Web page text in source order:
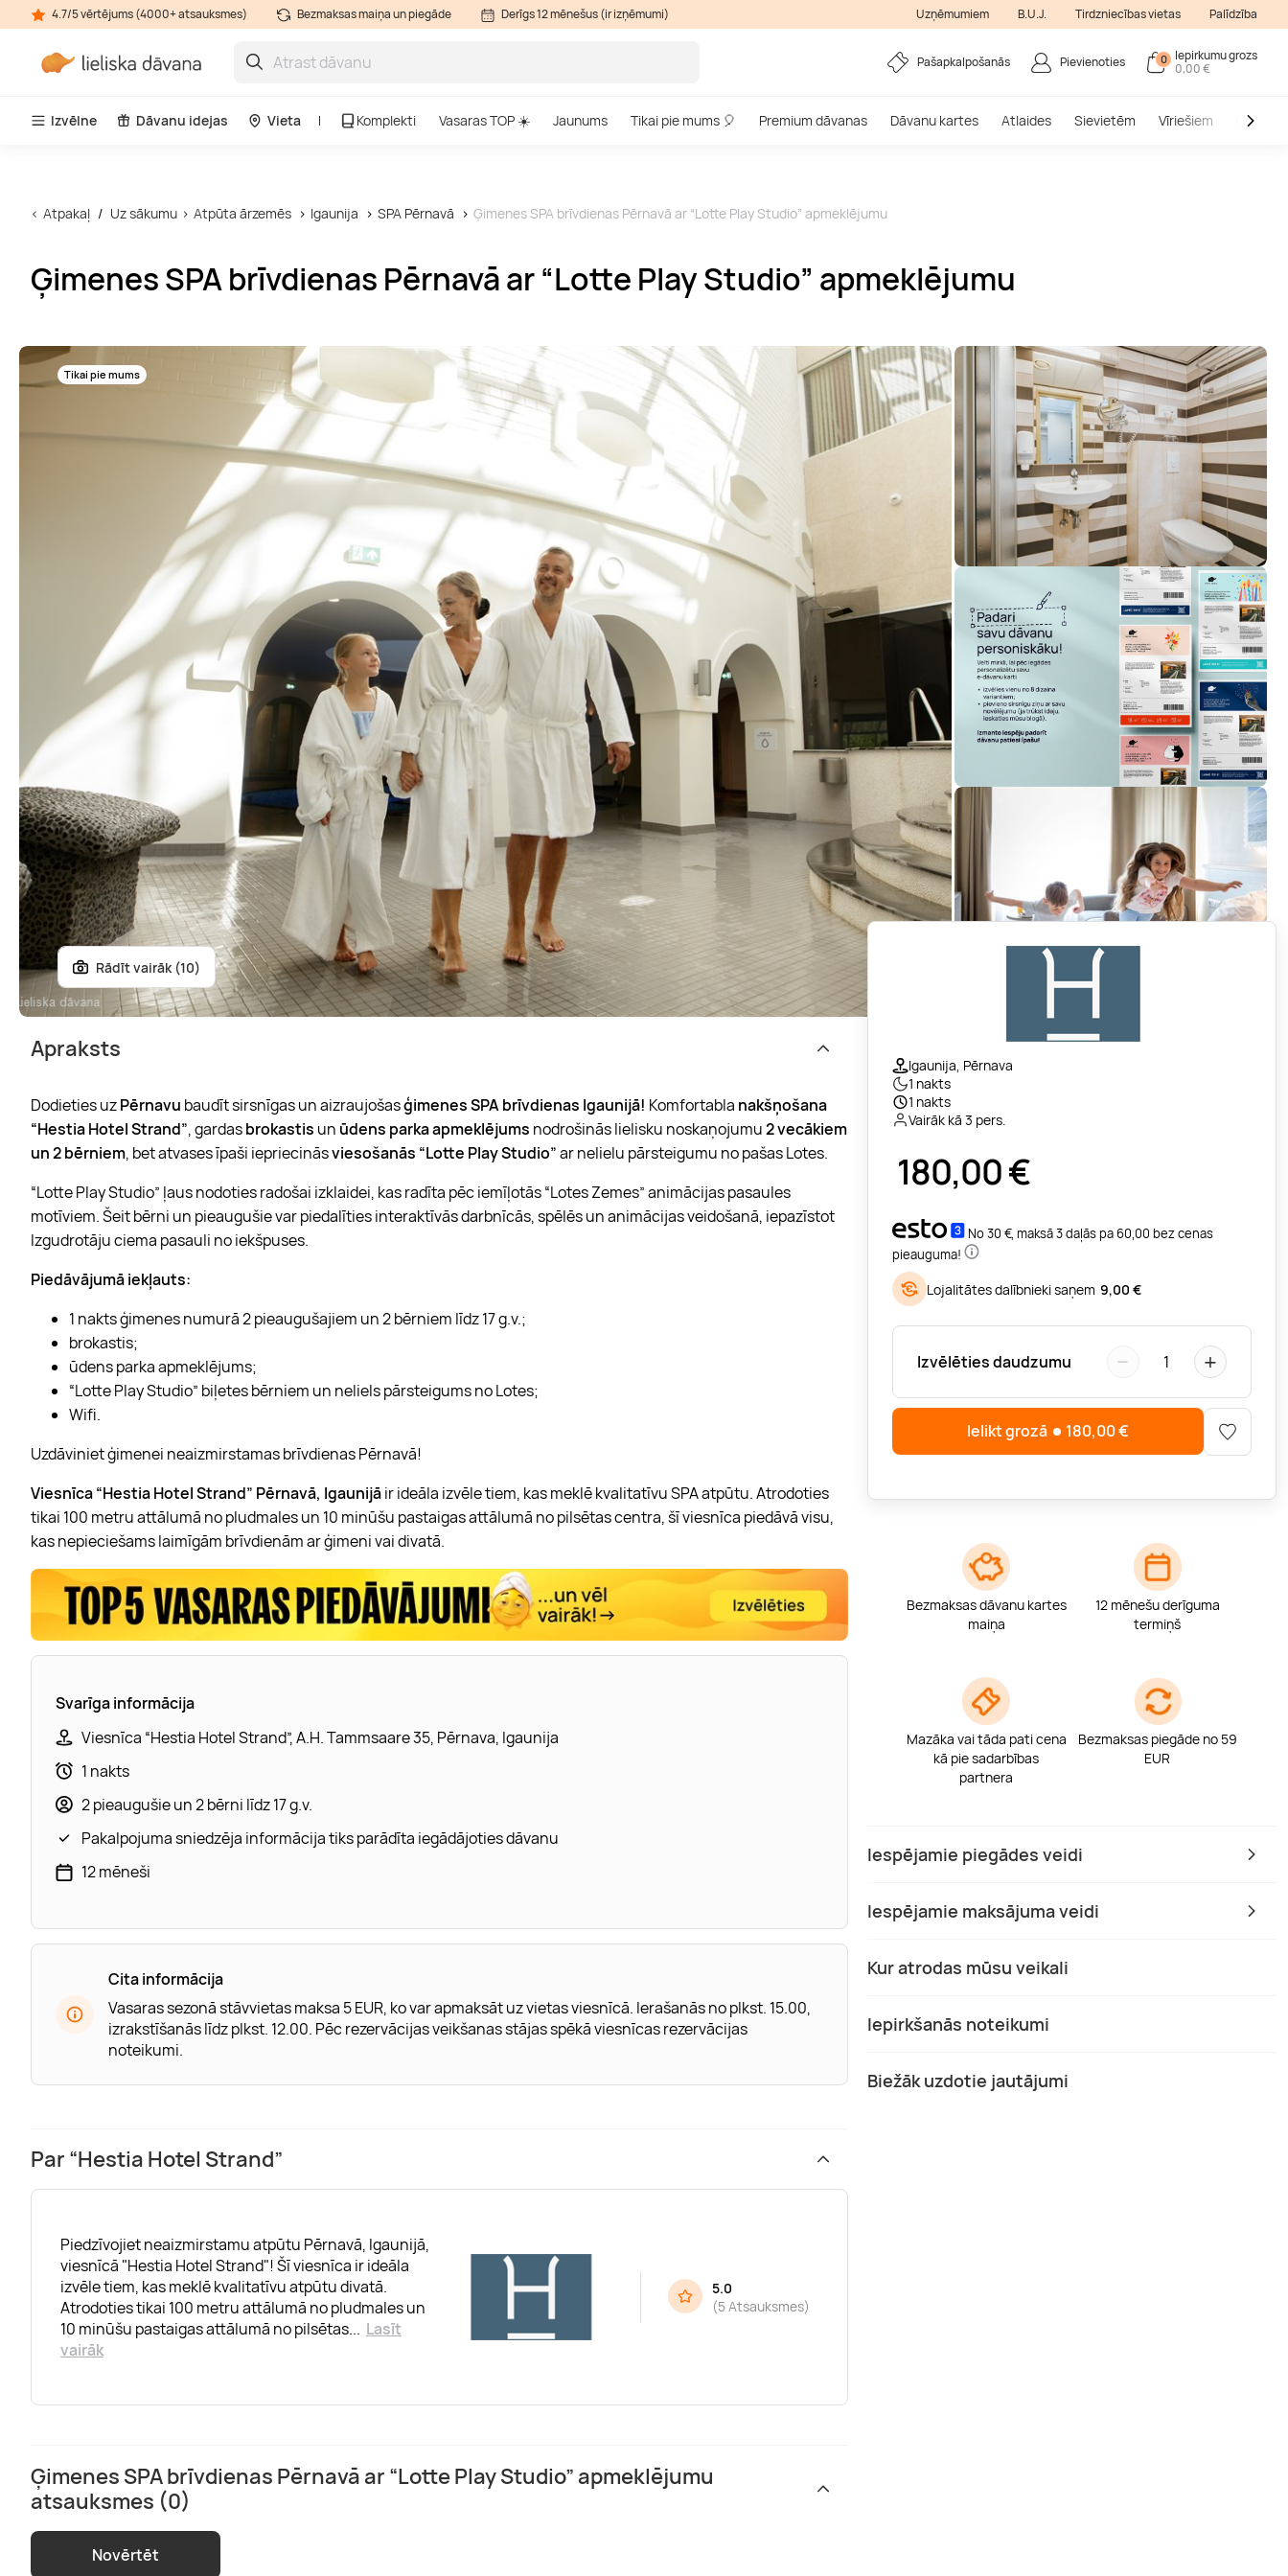
4.7/5 vērtējums (4000+ atsauksmes) Bezmaksas maiņa un piegāde Derīgs 12 mēnešus (ir izņēmumi) Uzņēmumiem B.U.J. Tirdzniecības vietas Palīdzība
Pašapkalpošanās Pievienoties 0
Iepirkumu grozs
0,00 €
Izvēlne Dāvanu idejas Vieta Komplekti Vasaras TOP ☀️ Jaunums Tikai pie mums 🎈 Premium dāvanas Dāvanu kartes Atlaides Sievietēm Vīriešiem Outlet
Atpakaļ Uz sākumu Atpūta ārzemēs Igaunija SPA Pērnavā Ģimenes SPA brīvdienas Pērnavā ar “Lotte Play Studio” apmeklējumu
Ģimenes SPA brīvdienas Pērnavā ar “Lotte Play Studio” apmeklējumu
Tikai pie mums
Rādīt vairāk (10)
Igaunija, Pērnava
1 nakts
1 nakts
Vairāk kā 3 pers.
180,00€
No 30 €, maksā 3 daļās pa 60,00 bez cenas
pieauguma!
Lojalitātes dalībnieki saņem 9,00 €
Izvēlēties daudzumu − 1 +
Ielikt grozā 180,00€
Bezmaksas dāvanu kartes
maiņa
12 mēnešu derīguma
termiņš
Mazāka vai tāda pati cena
kā pie sadarbības
partnera
Bezmaksas piegāde no 59
EUR
Iespējamie piegādes veidi
Iespējamie maksājuma veidi
Kur atrodas mūsu veikali
Iepirkšanās noteikumi
Biežāk uzdotie jautājumi
Apraksts
Dodieties uzPērnavu baudīt sirsnīgas un aizraujošasģimenes SPA brīvdienas Igaunijā! Komfortabla nakšņošana
“Hestia Hotel Strand”, gardasbrokastis un ūdens parka apmeklējums nodrošinās lielisku noskaņojumu2 vecākiem
un 2 bērniem, bet atvases īpaši iepriecināsviesošanās “Lotte Play Studio”ar nelielu pārsteigumu no pašas Lotes.
“Lotte Play Studio” ļaus nodoties radošai izklaidei, kas radīta pēc iemīļotās “Lotes Zemes” animācijas pasaules
motīviem. Šeit bērni un pieaugušie var piedalīties interaktīvās darbnīcās, spēlēs un animācijas veidošanā, iepazīstot
Izgudrotāju ciema pasauli no iekšpuses.
Piedāvājumā iekļauts:
1 nakts ģimenes numurā 2 pieaugušajiem un 2 bērniem līdz 17 g.v.;
brokastis;
ūdens parka apmeklējums;
“Lotte Play Studio” biļetes bērniem un neliels pārsteigums no Lotes;
Wifi.
Uzdāviniet ģimenei neaizmirstamas brīvdienas Pērnavā!
Viesnīca “Hestia Hotel Strand” Pērnavā, Igaunijāir ideāla izvēle tiem, kas meklē kvalitatīvu SPA atpūtu. Atrodoties
tikai 100 metru attālumā no pludmales un 10 minūšu pastaigas attālumā no pilsētas centra, šī viesnīca piedāvā visu,
kas nepieciešams laimīgām brīvdienām ar ģimeni vai divatā.
Svarīga informācija
Viesnīca “Hestia Hotel Strand”, A.H. Tammsaare 35, Pērnava, Igaunija
1 nakts
2 pieaugušie un 2 bērni līdz 17 g.v.
Pakalpojuma sniedzēja informācija tiks parādīta iegādājoties dāvanu
12 mēneši
Cita informācija
Vasaras sezonā stāvvietas maksa 5 EUR, ko var apmaksāt uz vietas viesnīcā. Ierašanās no plkst. 15.00,
izrakstīšanās līdz plkst. 12.00. Pēc rezervācijas veikšanas stājas spēkā viesnīcas rezervācijas
noteikumi.
Par “Hestia Hotel Strand”
Piedzīvojiet neaizmirstamu atpūtu Pērnavā, Igaunijā,
viesnīcā "Hestia Hotel Strand"! Šī viesnīca ir ideāla
izvēle tiem, kas meklē kvalitatīvu atpūtu divatā.
Atrodoties tikai 100 metru attālumā no pludmales un
10 minūšu pastaigas attālumā no pilsētas... Lasīt
vairāk
5.0
(5 Atsauksmes)
Ģimenes SPA brīvdienas Pērnavā ar “Lotte Play Studio” apmeklējumu
atsauksmes (0)
Novērtēt